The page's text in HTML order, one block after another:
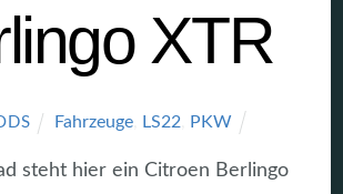
XTR
Fahrzeuge, LS22 PKW
steht hier ein Citroen Berlingo